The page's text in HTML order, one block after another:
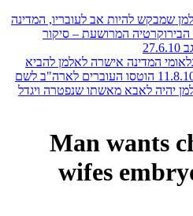
שמבקש להיות אב לעובריו, המדינה
הבירוקרטיה המרושעת – סיקור
המדינה אישרה לאלמן להביא
ילדים מאשתו שנפטרה – הלילה 11.8.10 הוטסו העוברים לארה"ב לשם
יהיה לאבא מאשתו שנפטרה ויגדל
Man wants
wifes